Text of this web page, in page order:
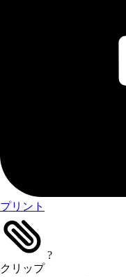
プリント
クリップ
?